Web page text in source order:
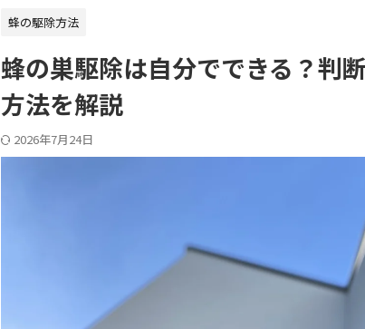
蜂の駆除方法
蜂の巣駆除は自分でできる？判
方法を解説
2026年7月24日